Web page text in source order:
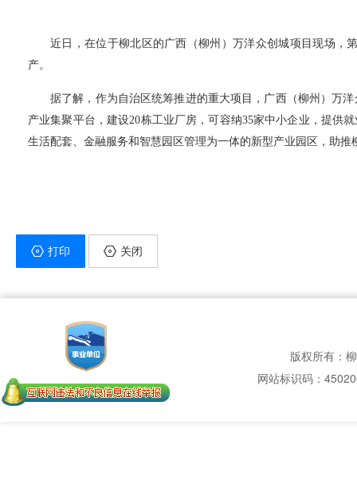
近日，在位于柳北区的广西（柳州）万洋众创城项目现场，
产。
据了解，作为自治区统筹推进的重大项目，广西（柳州）万
产业集聚平台，建设20栋工业厂房，可容纳35家中小企业，提供
生活配套、金融服务和智慧园区管理为一体的新型产业园区，助推
打印 关闭
版权所有：
网站标识码：